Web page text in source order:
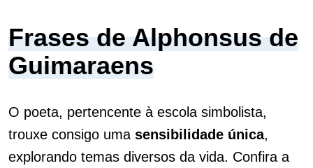
Frases de Alphonsus de
Guimaraens
O poeta, pertencente à escola simbolista,
trouxe consigo uma sensibilidade única,
explorando temas diversos da vida. Confira a